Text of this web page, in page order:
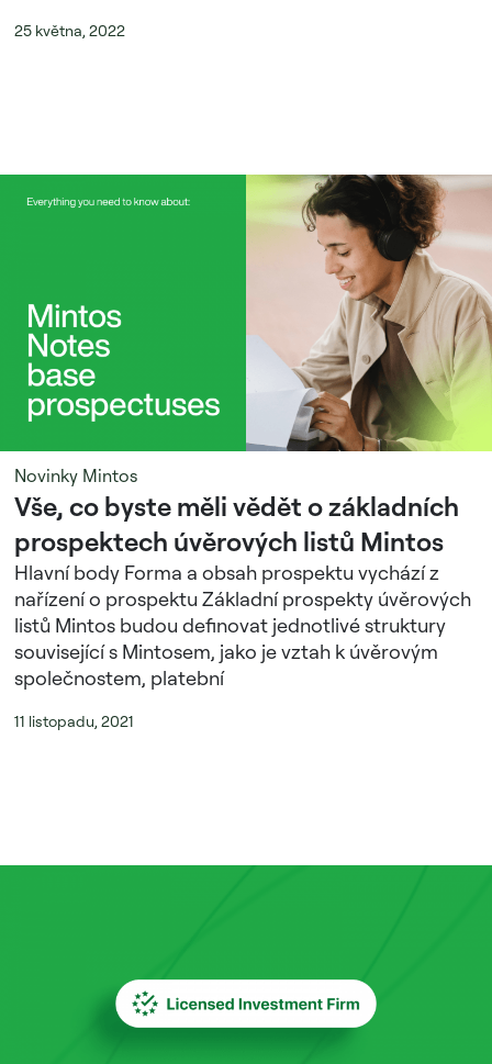
25 května, 2022
Novinky Mintos
Vše, co byste měli vědět o základních
prospektech úvěrových listů Mintos
Hlavní body Forma a obsah prospektu vychází z
nařízení o prospektu Základní prospekty úvěrových
listů Mintos budou definovat jednotlivé struktury
související s Mintosem, jako je vztah k úvěrovým
společnostem, platební
11 listopadu, 2021